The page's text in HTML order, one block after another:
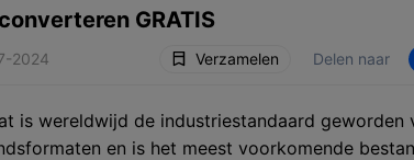
GRATIS
2024 Verzamelen Delen naar
is wereldwijd de industriestandaard geworden
en is het meest voorkomende